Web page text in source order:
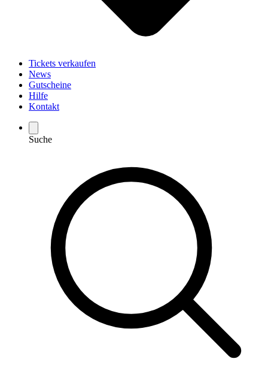
Tickets verkaufen
News
Gutscheine
Hilfe
Kontakt
Suche